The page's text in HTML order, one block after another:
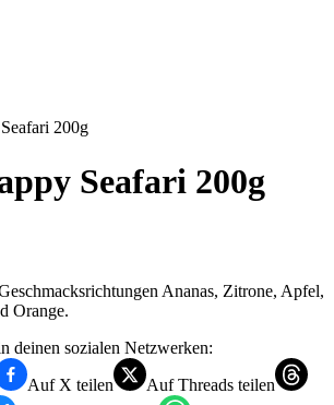
200g
Seafari 200g
Ananas, Zitrone, Apfel,
Orange.
deinen sozialen Netzwerken:
Auf X teilen
Auf Threads teilen